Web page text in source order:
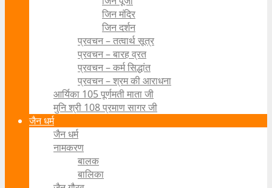
जिन मंदिर
जिन दर्शन
प्रवचन – तत्वार्थ सूत्र
प्रवचन – बारह व्रत
प्रवचन – कर्म सिद्धांत
प्रवचन – श्रम की आराधना
आर्यिका 105 पूर्णमती माता जी
मुनि श्री 108 प्रमाण सागर जी
जैन धर्म
जैन धर्म
नामकरण
बालक
बालिका